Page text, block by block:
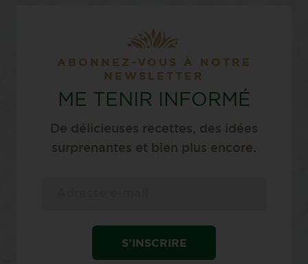
ABONNEZ-VOUS À NOTRE
NEWSLETTER
ME TENIR INFORMÉ
De délicieuses recettes, des idées
surprenantes et bien plus encore.
S'INSCRIRE